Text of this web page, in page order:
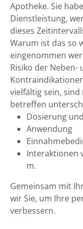
Apotheke. Sie
Dienstleistung,
dieses
Warum ist das so
eingenommen
Risiko der Neben-
vielfältig sein,
betreffen
Dosierung
Anwendung
Interaktionen
m.
Gemeinsam mit
wir Sie, um Ihre
verbessern.